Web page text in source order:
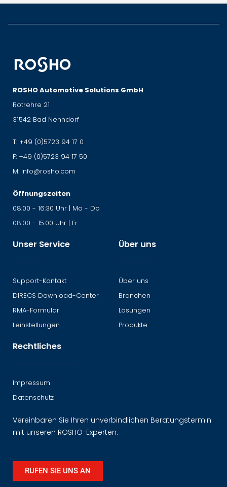
ROSHO Automotive Solutions GmbH
Rotrehre 21
31542 Bad Nenndorf
T: +49 (0)5723 94 17 0
F: +49 (0)5723 94 17 50
M: info@rosho.com
Öffnungszeiten
08:00 - 16:30 Uhr | Mo - Do
08:00 - 15:00 Uhr | Fr
Unser Service
Support-Kontakt
DIRECS Download-Center
RMA-Formular
Leihstellungen
Über uns
Über uns
Branchen
Lösungen
Produkte
Rechtliches
Impressum
Datenschutz
Vereinbaren Sie Ihren unverbindlichen Beratungstermin
mit unseren ROSHO-Experten.
RUFEN SIE UNS AN